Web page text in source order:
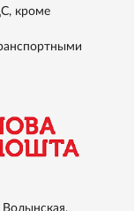
кроме